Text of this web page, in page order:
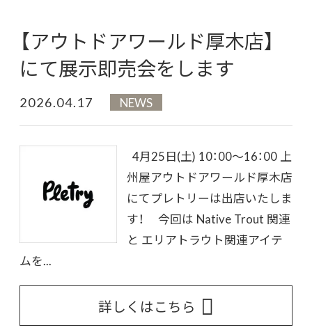
【アウトドアワールド厚木店】
にて展示即売会をします
2026.04.17 NEWS
4月25日(土) 10：00～16：00 上
州屋アウトドアワールド厚木店
にてプレトリーは出店いたしま
す！ 今回は Native Trout 関連
と エリアトラウト関連アイテ
ムを...
詳しくはこちら